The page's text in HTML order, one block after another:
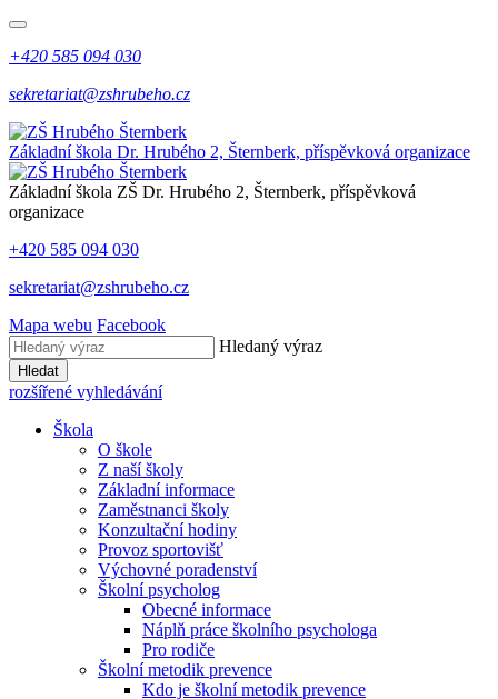
+420 585 094 030
sekretariat@zshrubeho.cz
Základní škola Dr. Hrubého 2, Šternberk, příspěvková organizace
Základní škola ZŠ Dr. Hrubého 2, Šternberk, příspěvková
organizace
+420 585 094 030
sekretariat@zshrubeho.cz
Mapa webu Facebook
Hledaný výraz
Hledat
rozšířené vyhledávání
Škola
O škole
Z naší školy
Základní informace
Zaměstnanci školy
Konzultační hodiny
Provoz sportovišť
Výchovné poradenství
Školní psycholog
Obecné informace
Náplň práce školního psychologa
Pro rodiče
Školní metodik prevence
Kdo je školní metodik prevence